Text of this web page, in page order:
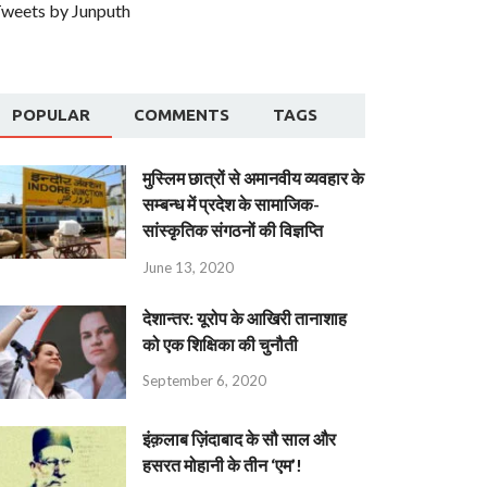
by Junputh
POPULAR COMMENTS TAGS
मुस्लिम छात्रों से अमानवीय व्यवहार के
सम्बन्ध में प्रदेश के सामाजिक-
सांस्कृतिक संगठनों की विज्ञप्ति
June 13, 2020
देशान्‍तर: यूरोप के आखिरी तानाशाह
को एक शिक्षिका की चुनौती
September 6, 2020
इंक़लाब ज़िंदाबाद के सौ साल और
हसरत मोहानी के तीन ‘एम’!